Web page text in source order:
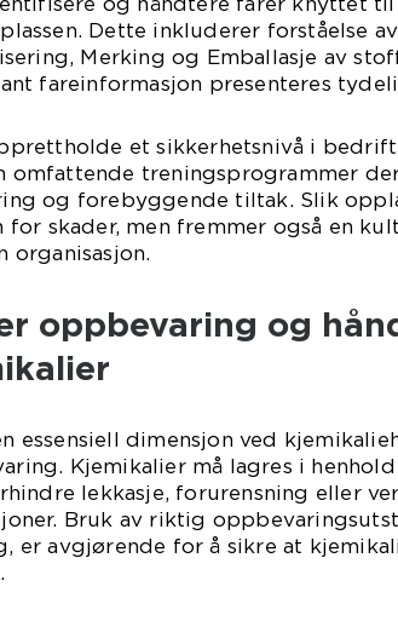
Dette inkluderer forståelse
Merking og Emballasje av
fareinformasjon presenteres
et sikkerhetsnivå i
omfattende treningsprogrammer
og forebyggende tiltak. Slik
for skader, men fremmer også en
organisasjon.
oppbevaring og
essensiell dimensjon ved
Kjemikalier må lagres i
lekkasje, forurensning eller
Bruk av riktig
er avgjørende for å sikre at